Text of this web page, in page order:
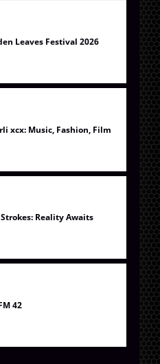
Leaves Festival 2026
xcx: Music, Fashion, Film
Reality Awaits
42